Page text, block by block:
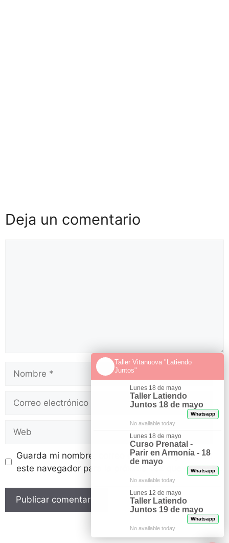
Deja un comentario
Guarda mi nombre, correo electrónico y web en
este navegador para la próxima vez que comente.
Taller Vitanuova "Latiendo
Juntos"
Lunes 18 de mayo
Taller Latiendo
Juntos 18 de mayo
Whatsapp
No available today
Lunes 18 de mayo
Curso Prenatal -
Parir en Armonía - 18
de mayo
Whatsapp
No available today
Lunes 12 de mayo
Taller Latiendo
Juntos 19 de mayo
Whatsapp
No available today